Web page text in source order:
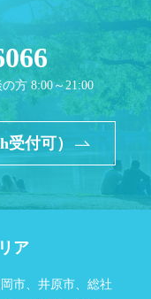
方 8:00～21:00
付可）
ア
市、井原市、総社